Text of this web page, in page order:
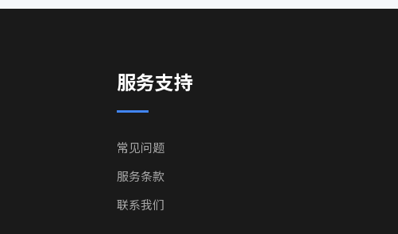
服务支持
常见问题
服务条款
联系我们